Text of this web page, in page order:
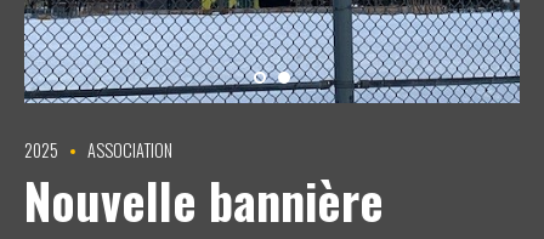
2025 ASSOCIATION
Nouvelle bannière